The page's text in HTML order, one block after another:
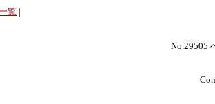
覧 |
No.29505